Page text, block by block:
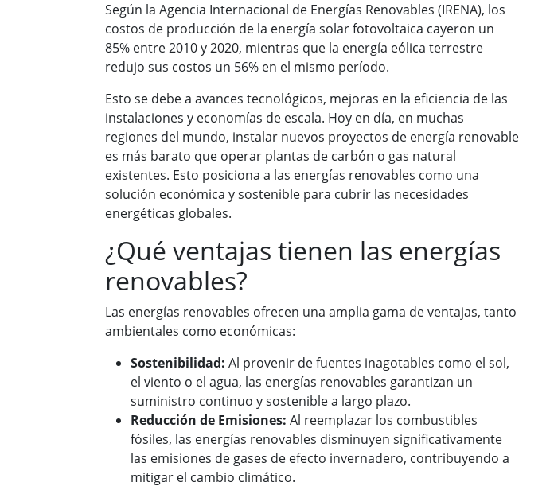
Según la Agencia Internacional de Energías Renovables (IRENA), los
costos de producción de la energía solar fotovoltaica cayeron un
85% entre 2010 y 2020, mientras que la energía eólica terrestre
redujo sus costos un 56% en el mismo período.
Esto se debe a avances tecnológicos, mejoras en la eficiencia de las
instalaciones y economías de escala. Hoy en día, en muchas
regiones del mundo, instalar nuevos proyectos de energía renovable
es más barato que operar plantas de carbón o gas natural
existentes. Esto posiciona a las energías renovables como una
solución económica y sostenible para cubrir las necesidades
energéticas globales.
¿Qué ventajas tienen las energías
renovables?
Las energías renovables ofrecen una amplia gama de ventajas, tanto
ambientales como económicas:
Sostenibilidad: Al provenir de fuentes inagotables como el sol,
el viento o el agua, las energías renovables garantizan un
suministro continuo y sostenible a largo plazo.
Reducción de Emisiones: Al reemplazar los combustibles
fósiles, las energías renovables disminuyen significativamente
las emisiones de gases de efecto invernadero, contribuyendo a
mitigar el cambio climático.